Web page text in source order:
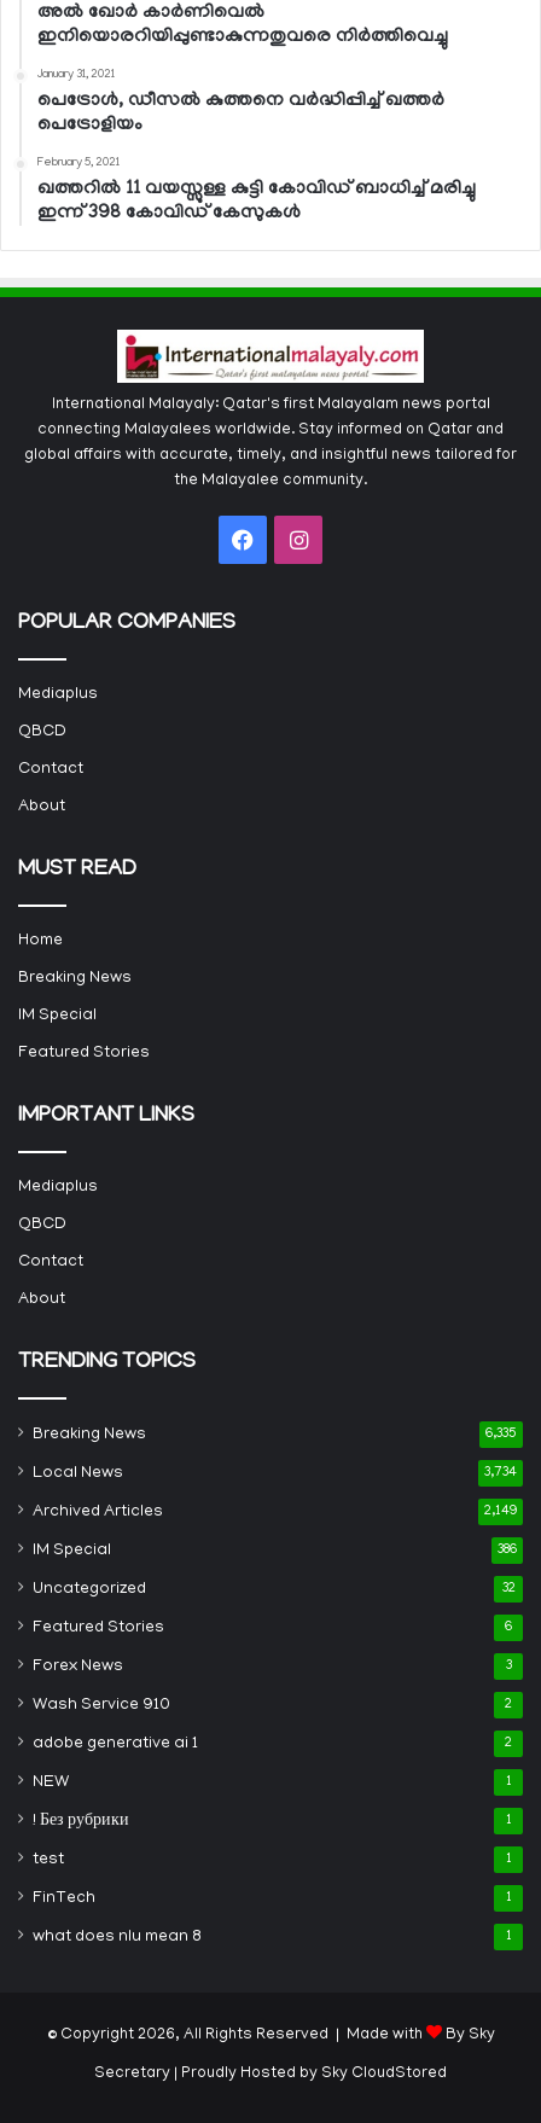
അല്‍ ഖോര്‍ കാര്‍ണിവെല്‍
ഇനിയൊരറിയിപ്പുണ്ടാകുന്നതുവരെ നിര്‍ത്തിവെച്ചു
January 31, 2021
പെട്രോള്‍, ഡീസല്‍ കുത്തനെ വര്‍ദ്ധിപ്പിച്ച് ഖത്തര്‍
പെട്രോളിയം
February 5, 2021
ഖത്തറില്‍ 11 വയസ്സുള്ള കുട്ടി കോവിഡ് ബാധിച്ച് മരിച്ചു
ഇന്ന് 398 കോവിഡ് കേസുകള്‍
International Malayaly: Qatar's first Malayalam news portal
connecting Malayalees worldwide. Stay informed on Qatar and
global affairs with accurate, timely, and insightful news tailored for
the Malayalee community.
FacebookInstagram
POPULAR COMPANIES
Mediaplus
QBCD
Contact
About
MUST READ
Home
Breaking News
IM Special
Featured Stories
IMPORTANT LINKS
Mediaplus
QBCD
Contact
About
TRENDING TOPICS
Breaking News 6,335
Local News 3,734
Archived Articles 2,149
IM Special 386
Uncategorized 32
Featured Stories 6
Forex News 3
Wash Service 910 2
adobe generative ai 1 2
NEW 1
! Без рубрики 1
test 1
FinTech 1
what does nlu mean 8 1
© Copyright 2026, All Rights Reserved | Made with By Sky
Secretary | Proudly Hosted by Sky CloudStored